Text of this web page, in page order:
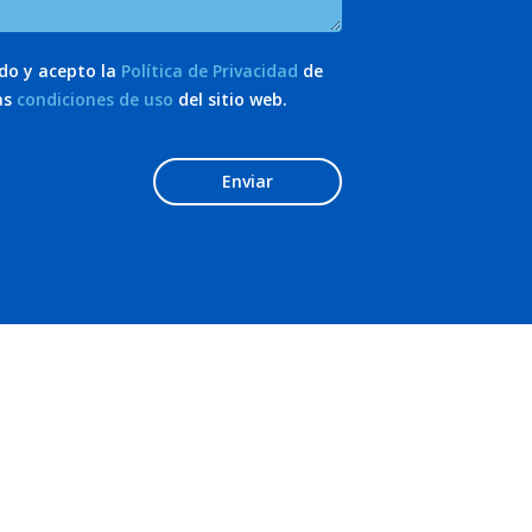
y acepto la Política de Privacidad de
condiciones de uso del sitio web.
Enviar